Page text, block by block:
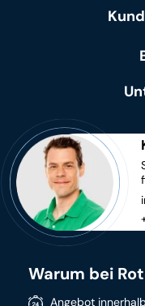
Warum bei
Angebot